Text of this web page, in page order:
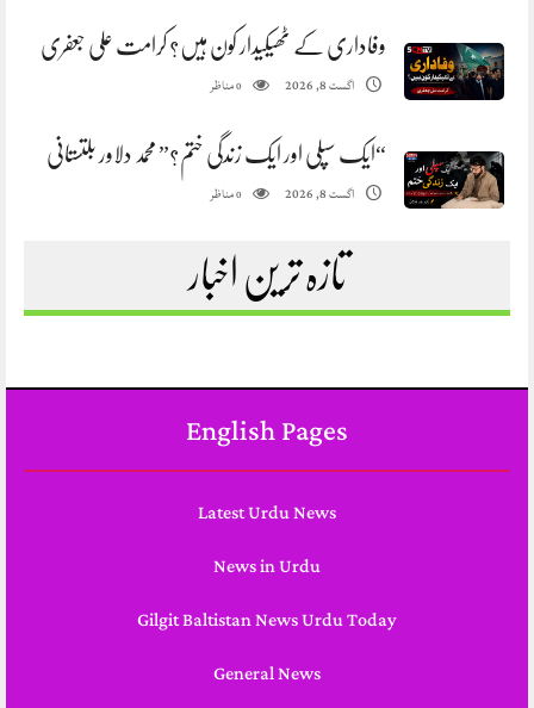
وفاداری کے ٹھیکیدار کون ہیں؟ کرامت علی جعفری
اگست 8, 2026 0مناظر
“ایک سپلی اور ایک زندگی ختم؟” محمد دلاور بلتستانی
اگست 8, 2026 0مناظر
تازہ ترین اخبار
English Pages
Latest Urdu News
News in Urdu
Gilgit Baltistan News Urdu Today
General News